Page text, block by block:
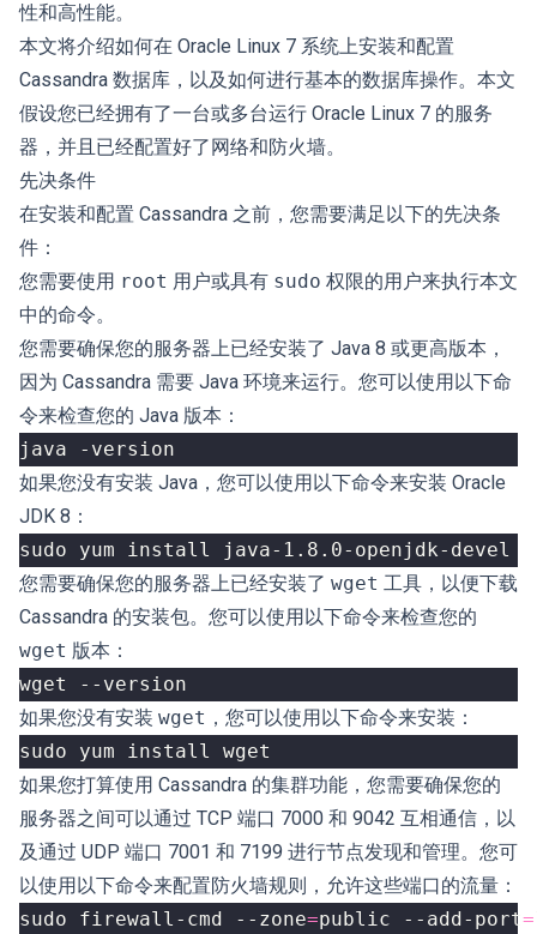
性和高性能。
本文将介绍如何在 Oracle Linux 7 系统上安装和配置
Cassandra 数据库，以及如何进行基本的数据库操作。本文
假设您已经拥有了一台或多台运行 Oracle Linux 7 的服务
器，并且已经配置好了网络和防火墙。
先决条件
在安装和配置 Cassandra 之前，您需要满足以下的先决条
件：
您需要使用 root 用户或具有 sudo 权限的用户来执行本文
中的命令。
您需要确保您的服务器上已经安装了 Java 8 或更高版本，
因为 Cassandra 需要 Java 环境来运行。您可以使用以下命
令来检查您的 Java 版本：
如果您没有安装 Java，您可以使用以下命令来安装 Oracle
JDK 8：
您需要确保您的服务器上已经安装了 wget 工具，以便下载
Cassandra 的安装包。您可以使用以下命令来检查您的
wget 版本：
如果您没有安装 wget ，您可以使用以下命令来安装：
如果您打算使用 Cassandra 的集群功能，您需要确保您的
服务器之间可以通过 TCP 端口 7000 和 9042 互相通信，以
及通过 UDP 端口 7001 和 7199 进行节点发现和管理。您可
以使用以下命令来配置防火墙规则，允许这些端口的流量：
sudo firewall-cmd --zone=public --add-port =